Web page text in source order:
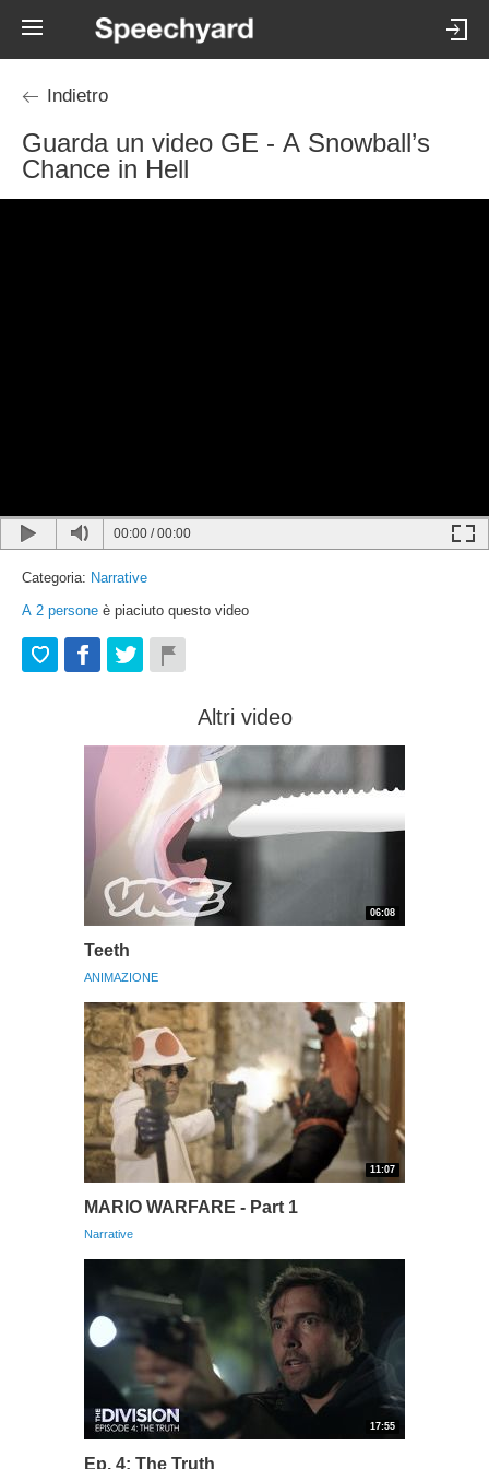
Indietro
Guarda un video GE - A Snowball’s
Chance in Hell
00:00 /00:00
Categoria: Narrative
A 2 persone è piaciuto questo video
Altri video
06:08
Teeth
ANIMAZIONE
11:07
MARIO WARFARE - Part 1
Narrative
17:55
Ep. 4: The Truth